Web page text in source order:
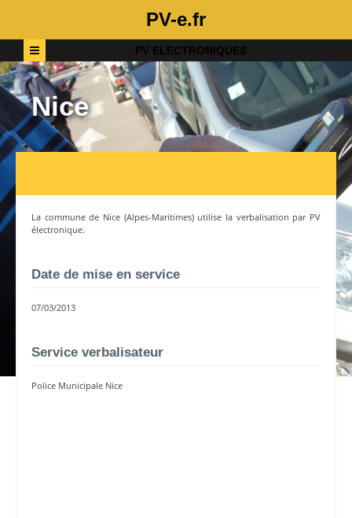
PV-e.fr
PV ELECTRONIQUES
Nice
La commune de Nice (Alpes-Maritimes) utilise la verbalisation par PV
électronique.
Date de mise en service
07/03/2013
Service verbalisateur
Police Municipale Nice